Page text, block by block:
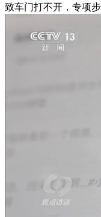
致车门打不开，专项